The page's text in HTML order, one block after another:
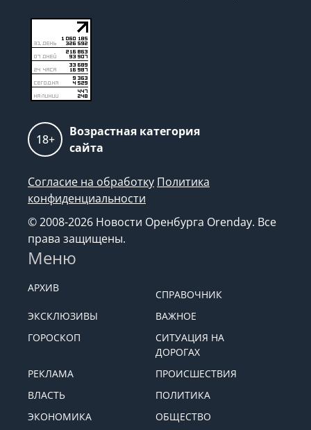
18+
Возрастная категория
сайта
Согласие на обработку Политика
конфиденциальности
© 2008-2026 Новости Оренбурга Orenday. Все
права защищены.
Меню
АРХИВ
СПРАВОЧНИК
ЭКСКЛЮЗИВЫ
ВАЖНОЕ
ГОРОСКОП
СИТУАЦИЯ НА
ДОРОГАХ
РЕКЛАМА
ПРОИСШЕСТВИЯ
ВЛАСТЬ
ПОЛИТИКА
ЭКОНОМИКА
ОБЩЕСТВО